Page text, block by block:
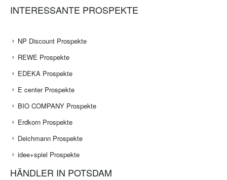
INTERESSANTE PROSPEKTE
NP Discount Prospekte
REWE Prospekte
EDEKA Prospekte
E center Prospekte
BIO COMPANY Prospekte
Erdkorn Prospekte
Deichmann Prospekte
idee+spiel Prospekte
HÄNDLER IN POTSDAM